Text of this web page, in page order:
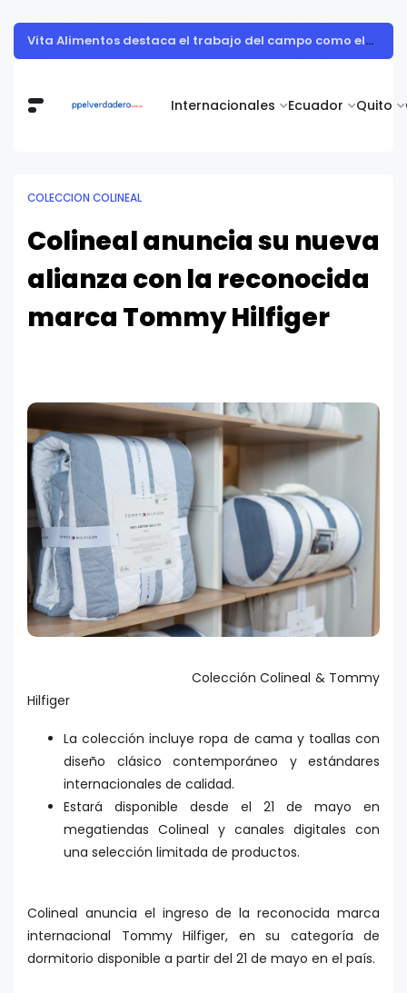
Internacionales Ecuador Quito
Muestra de arte contemporáneo reunió a cuerpo diplomático y artistas nacionales en la Academia Diplomática Galo Plaza
COLECCION COLINEAL
Colineal anuncia su nueva
alianza con la reconocida
marca Tommy Hilfiger
Colección Colineal & Tommy
Hilfiger
La colección incluye ropa de cama y toallas con
diseño clásico contemporáneo y estándares
internacionales de calidad.
Estará disponible desde el 21 de mayo en
megatiendas Colineal y canales digitales con
una selección limitada de productos.
Colineal anuncia el ingreso de la reconocida marca
internacional Tommy Hilfiger, en su categoría de
dormitorio disponible a partir del 21 de mayo en el país.